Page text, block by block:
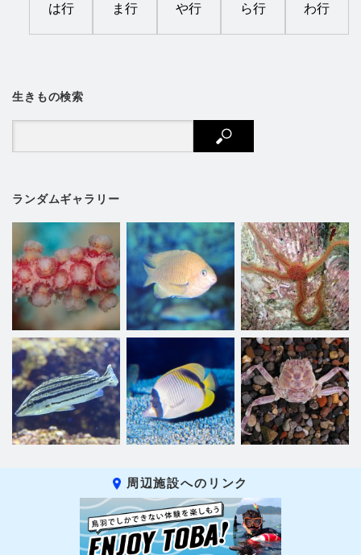
は行 ま行 や行 ら行 わ行
生きもの検索
ランダムギャラリー
周辺施設へのリンク